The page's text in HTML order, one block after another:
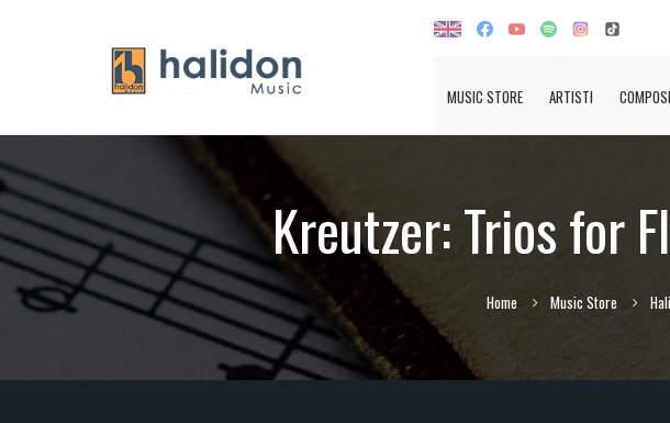
MUSIC STORE ARTISTI
Kreutzer: Trios for
Home Music Store